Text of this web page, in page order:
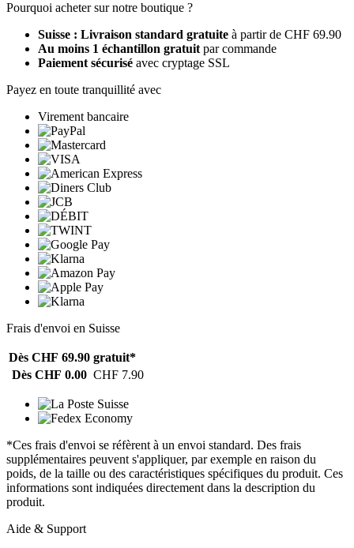
Pourquoi acheter sur notre boutique ?
Suisse : Livraison standard gratuite à partir de CHF 69.90
Au moins 1 échantillon gratuit par commande
Paiement sécurisé avec cryptage SSL
Payez en toute tranquillité avec
Virement bancaire
Frais d'envoi en Suisse
Dès CHF 69.90 gratuit*
Dès CHF 0.00 CHF 7.90
*Ces frais d'envoi se réfèrent à un envoi standard. Des frais
supplémentaires peuvent s'appliquer, par exemple en raison du
poids, de la taille ou des caractéristiques spécifiques du produit. Ces
informations sont indiquées directement dans la description du
produit.
Aide & Support